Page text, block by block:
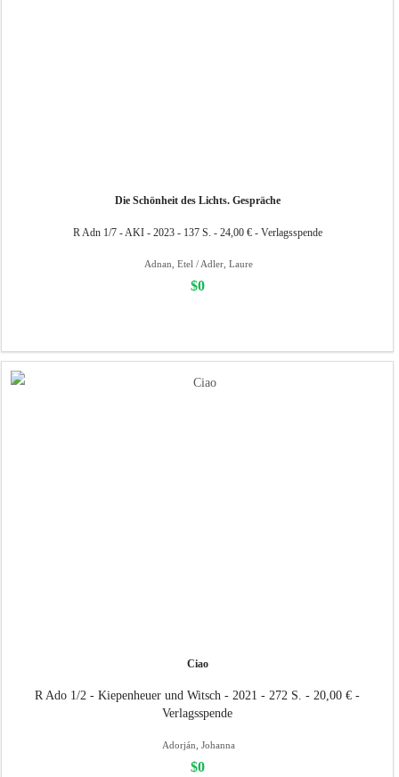
Die Schönheit des Lichts. Gespräche
R Adn 1/7 - AKI - 2023 - 137 S. - 24,00 € - Verlagsspende
Adnan, Etel / Adler, Laure
$0
Ciao
R Ado 1/2 - Kiepenheuer und Witsch - 2021 - 272 S. - 20,00 € -
Verlagsspende
Adorján, Johanna
$0